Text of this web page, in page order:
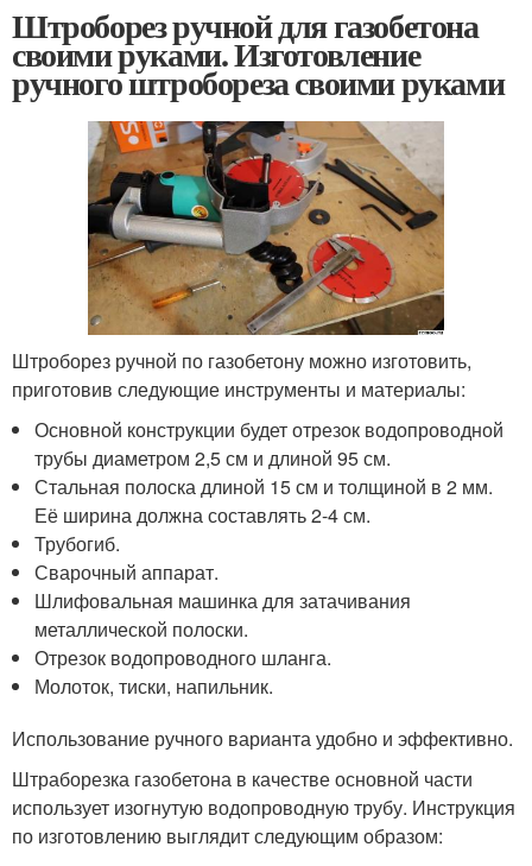
Штроборез ручной для газобетона
своими руками. Изготовление
ручного штробореза своими руками
Штроборез ручной по газобетону можно изготовить,
приготовив следующие инструменты и материалы:
Основной конструкции будет отрезок водопроводной
трубы диаметром 2,5 см и длиной 95 см.
Стальная полоска длиной 15 см и толщиной в 2 мм.
Её ширина должна составлять 2-4 см.
Трубогиб.
Сварочный аппарат.
Шлифовальная машинка для затачивания
металлической полоски.
Отрезок водопроводного шланга.
Молоток, тиски, напильник.
Использование ручного варианта удобно и эффективно.
Штраборезка газобетона в качестве основной части
использует изогнутую водопроводную трубу. Инструкция
по изготовлению выглядит следующим образом: